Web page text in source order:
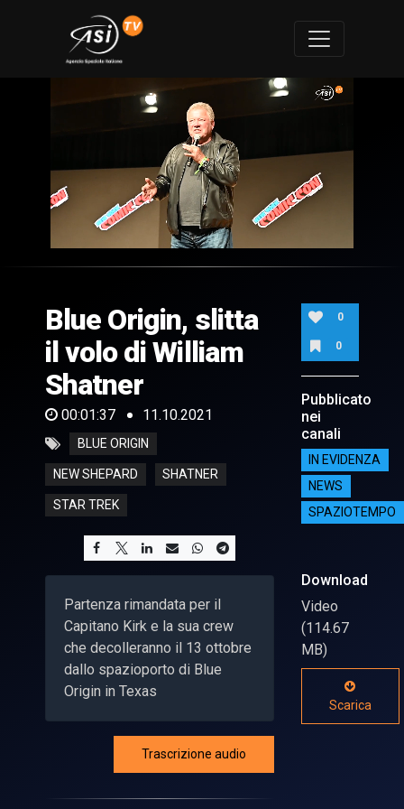
of
37
seconds
Blue Origin, slitta
il volo di William
Shatner
00:01:37 11.10.2021
BLUE ORIGIN
NEW SHEPARD SHATNER
STAR TREK
Partenza rimandata per il
Capitano Kirk e la sua crew
che decolleranno il 13 ottobre
dallo spazioporto di Blue
Origin in Texas
Trascrizione audio
0
0
Pubblicato
nei
canali
IN EVIDENZA
NEWS
SPAZIOTEMPO
Download
Video
(114.67
MB)
Scarica